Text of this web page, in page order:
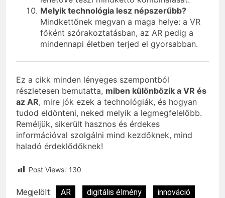
Melyik technológia lesz népszerűbb?
Mindkettőnek megvan a maga helye: a VR
főként szórakoztatásban, az AR pedig a
mindennapi életben terjed el gyorsabban.
Ez a cikk minden lényeges szempontból
részletesen bemutatta, miben különbözik a VR és
az AR, mire jók ezek a technológiák, és hogyan
tudod eldönteni, neked melyik a legmegfelelőbb.
Reméljük, sikerült hasznos és érdekes
információval szolgálni mind kezdőknek, mind
haladó érdeklődőknek!
Post Views: 130
Megjelölt: AR digitális élmény
innováció